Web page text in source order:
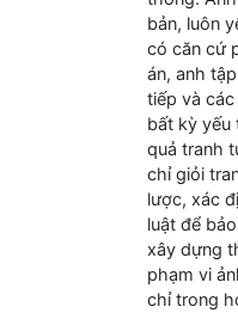
bản, luôn
có căn cứ
án, anh
tiếp và
bất kỳ yếu
quả tranh
chỉ giỏi
lược, xác
luật để
xây dựng
phạm vi
chỉ trong